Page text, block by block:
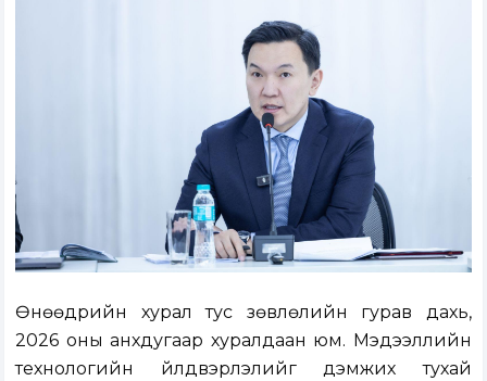
Өнөөдрийн хурал тус зөвлөлийн гурав дахь,
2026 оны анхдугаар хуралдаан юм. Мэдээллийн
технологийн үйлдвэрлэлийг дэмжих тухай